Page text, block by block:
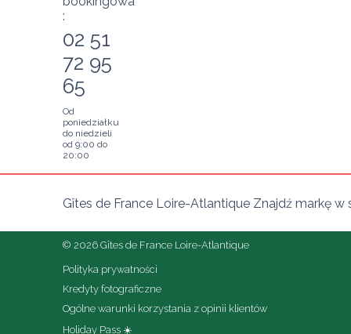
:
02 51
72 95
65
Od
poniedziałku
do niedzieli
od 9:00 do
20:00
Gîtes de France Loire-Atlantique Znajdź markę
© 2026 Gîtes de France Loire-Atlantique
Polityka prywatności
Kredyty fotograficzne
Ogólne warunki korzystania z opinii klientów
Holiday Pass ☀️